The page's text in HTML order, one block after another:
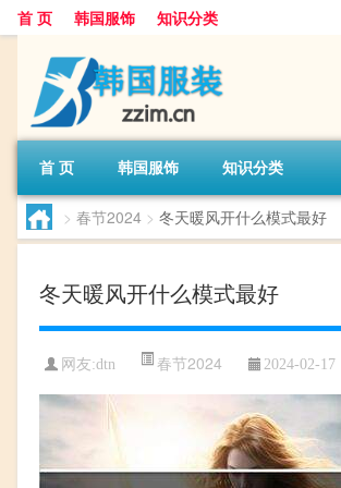
首 页 韩国服饰 知识分类
首 页 韩国服饰 知识分类
> 春节2024 > 冬天暖风开什么模式最好
冬天暖风开什么模式最好
网友:dtn 春节2024 2024-02-17